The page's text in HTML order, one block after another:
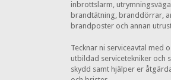
inbrottslarm,
brandtätning, branddörrar,
brandposter och annan
Tecknar ni serviceavtal med
utbildad servicetekniker och
skydd samt hjälper er